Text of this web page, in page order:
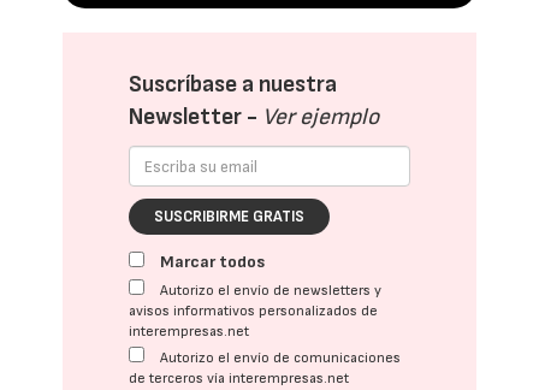
Suscríbase a nuestra
Newsletter - Ver ejemplo
SUSCRIBIRME GRATIS
Marcar todos
Autorizo el envío de newsletters y
avisos informativos personalizados de
interempresas.net
Autorizo el envío de comunicaciones
de terceros vía interempresas.net